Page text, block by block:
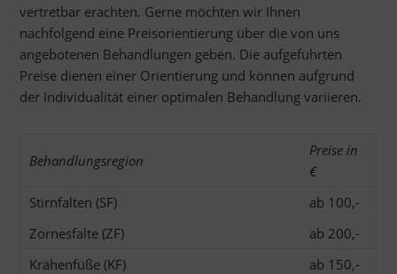
vertretbar erachten. Gerne möchten wir Ihnen
nachfolgend eine Preisorientierung über die von uns
angebotenen Behandlungen geben. Die aufgeführten
Preise dienen einer Orientierung und können aufgrund
der Individualität einer optimalen Behandlung variieren.
Behandlungsregion
Preise in
€
Stirnfalten (SF)
ab 100,-
Zornesfalte (ZF)
ab 200,-
Krähenfüße (KF)
ab 150,-